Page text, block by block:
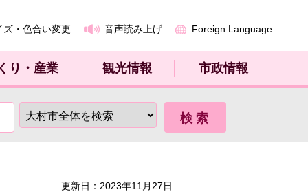
ズ・色合い変更 音声読み上げ Foreign Language
り・産業 観光情報 市政情報
更新日：2023年11月27日